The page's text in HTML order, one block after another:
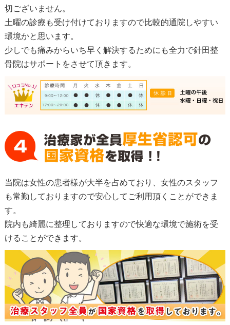
切ございません。
土曜の診療も受け付けておりますので比較的通院しやすい
環境かと思います。
少しでも痛みからいち早く解決するためにも全力で針田整
骨院はサポートをさせて頂きます。
当院は女性の患者様が大半を占めており、女性のスタッフ
も常勤しておりますので安心してご利用頂くことができま
す。
院内も綺麗に整理しておりますので快適な環境で施術を受
けることができます。